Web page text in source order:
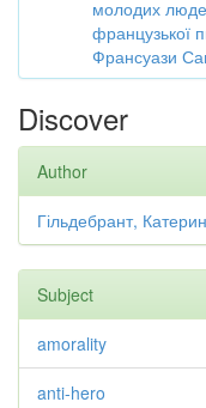
молодих
французької
Франсуази
Discover
Author
Гільдебрант,
Subject
amorality
anti-hero